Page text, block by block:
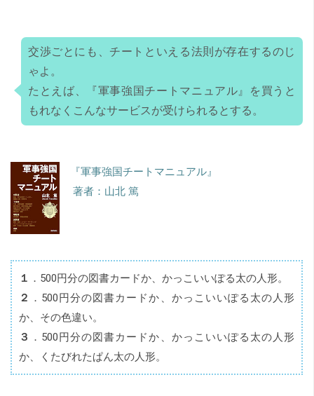
交渉ごとにも、チートといえる法則が存在するのじ
ゃよ。
たとえば、『軍事強国チートマニュアル』を買うと
もれなくこんなサービスが受けられるとする。
『軍事強国チートマニュアル』
著者：山北 篤
１ ．500円分の図書カードか、かっこいいぽる太の人形。
２ ．500円分の図書カードか、かっこいいぽる太の人形
か、その色違い。
３ ．500円分の図書カードか、かっこいいぽる太の人形
か、くたびれたぱん太の人形。